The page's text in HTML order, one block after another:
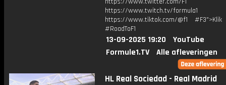
https://www.twitch.tv/formula1
https://www.tiktok.com/@f1
#RoadToF1
13-09-2025 19:20
YouTube
Formule1.TV
Alle afleveringen
HL Real Sociedad - Real Madrid